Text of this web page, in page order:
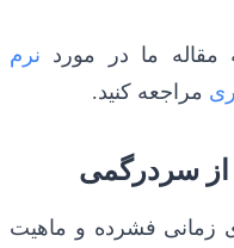
ما در مورد نرم
مراجعه کنید.
از سردرگمی
زمانی فشرده و ماهیت